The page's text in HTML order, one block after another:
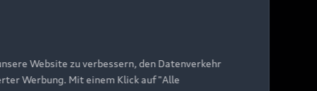
Website zu verbessern, den Datenverkehr
Werbung. Mit einem Klick auf "Alle